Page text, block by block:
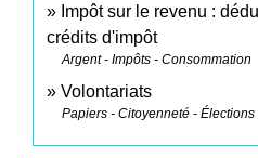
Impôt sur le revenu :
crédits d'impôt
Argent - Impôts - Consommation
Volontariats
Papiers - Citoyenneté - Élections